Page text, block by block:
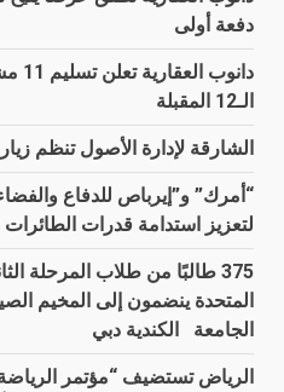
دفعة أولى
الـ12 المقبلة
الشارقة لإدارة الأصول تنظم
“أمرك” و”إيرباص للدفاع
لتعزيز استدامة قدرات
375 طالبًا من طلاب المرحلة
المتحدة ينضمون إلى المخيم
الجامعة الكندية دبي